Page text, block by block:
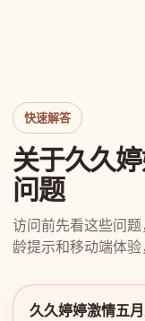
快速解答
关于久久
问题
访问前先看这些问
龄提示和移动端体验
久久婷婷激情五